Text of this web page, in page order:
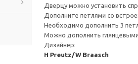
Дверцу можно установить
Дополните петлями со
Необходимо дополнить 3
Можно дополнить
Дизайнер:
H Preutz/W Braasch